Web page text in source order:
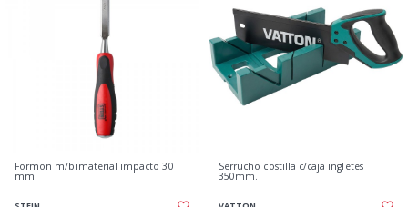
Formon m/bimaterial impacto 30
mm
Serrucho costilla c/caja ingletes
350mm.